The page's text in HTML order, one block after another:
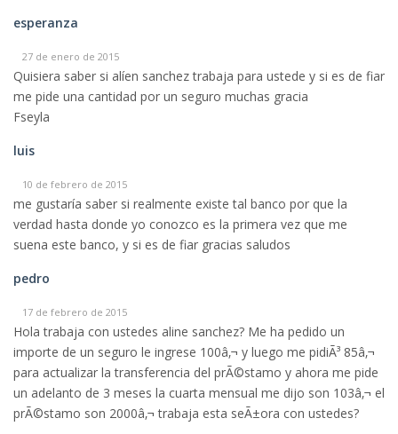
esperanza
27 de enero de 2015
Quisiera saber si alíen sanchez trabaja para ustede y si es de fiar
me pide una cantidad por un seguro muchas gracia
Fseyla
luis
10 de febrero de 2015
me gustaría saber si realmente existe tal banco por que la
verdad hasta donde yo conozco es la primera vez que me
suena este banco, y si es de fiar gracias saludos
pedro
17 de febrero de 2015
Hola trabaja con ustedes aline sanchez? Me ha pedido un
importe de un seguro le ingrese 100â‚¬ y luego me pidiÃ³ 85â‚¬
para actualizar la transferencia del prÃ©stamo y ahora me pide
un adelanto de 3 meses la cuarta mensual me dijo son 103â‚¬ el
prÃ©stamo son 2000â‚¬ trabaja esta seÃ±ora con ustedes?